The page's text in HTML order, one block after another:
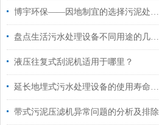
博宇环保——因地制宜的选择污泥处理技术
盘点生活污水处理设备不同用途的几种处理方式
液压往复式刮泥机适用于哪里？
延长地埋式污水处理设备的使用寿命博宇有妙招
带式污泥压滤机异常问题的分析及排除